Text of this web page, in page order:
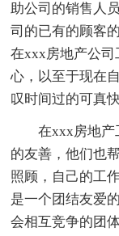
助公司的销售人
司的已有的顾客
在xxx房地产公
心，以至于现在
叹时间过的可真快
在xxx房地产
的友善，他们也
照顾，自己的工
是一个团结友爱
会相互竞争的团